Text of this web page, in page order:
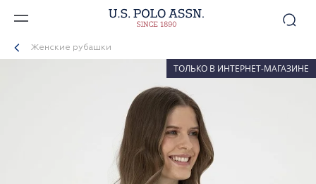
Женские рубашки
ТОЛЬКО В ИНТЕРНЕТ-МАГАЗИНЕ